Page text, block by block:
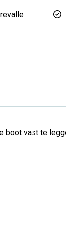
boot vast te